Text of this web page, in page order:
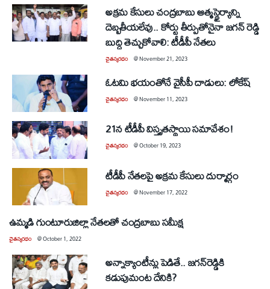
అక్రమ కేసులు చంద్రబాబు ఆత్మస్థైర్యాన్ని
దెబ్బతీయలేవు.. కోర్టు తీర్పుతోనైనా జగన్‌ రెడ్డి
బుద్ది తెచ్చుకోవాలి: టీడీపీ నేతలు
చైతన్యరధం @November 21, 2023
ఓటమి భయంతోనే వైసీపీ దాడులు: లోకేష్‌
చైతన్యరధం @November 11, 2023
21న టీడీపీ విస్తృతస్థాయి సమావేశం!
చైతన్యరధం @October 19, 2023
టీడీపీ నేతలపై అక్రమ కేసులు దుర్మార్గం
చైతన్యరధం @November 17, 2022
ఉమ్మడి గుంటూరుజిల్లా నేతలతో చంద్రబాబు సమీక్ష
చైతన్యరధం @October 1, 2022
అన్నాక్యాంటీన్లు పెడితే.. జగన్‌రెడ్డికి
కడుపుమంట దేనికి?